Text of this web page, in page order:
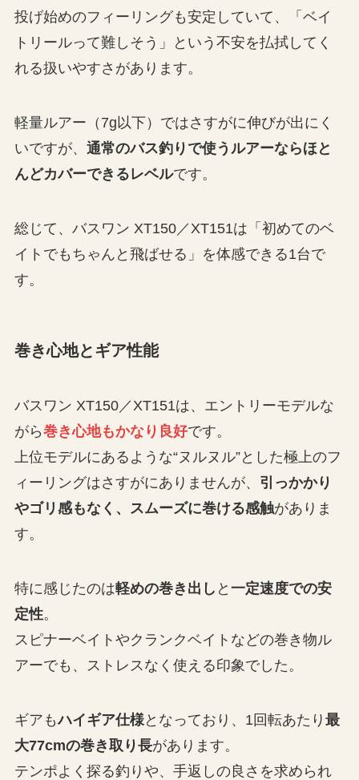
投げ始めのフィーリングも安定していて、「ベイ
トリールって難しそう」という不安を払拭してく
れる扱いやすさがあります。
軽量ルアー（7g以下）ではさすがに伸びが出にく
いですが、 通常のバス釣りで使うルアーならほと
んどカバーできるレベルです。
総じて、バスワン XT150／XT151は「初めてのベ
イトでもちゃんと飛ばせる」を体感できる1台で
す。
巻き心地とギア性能
バスワン XT150／XT151は、エントリーモデルな
がら巻き心地もかなり良好です。
上位モデルにあるような“ヌルヌル”とした極上のフ
ィーリングはさすがにありませんが、 引っかかり
やゴリ感もなく、スムーズに巻ける感触がありま
す。
特に感じたのは軽めの巻き出し と 一定速度での安
定性。
スピナーベイトやクランクベイトなどの巻き物ル
アーでも、ストレスなく使える印象でした。
ギアもハイギア仕様となっており、1回転あたり 最
大77cmの巻き取り長があります。
テンポよく探る釣りや、手返しの良さを求められ